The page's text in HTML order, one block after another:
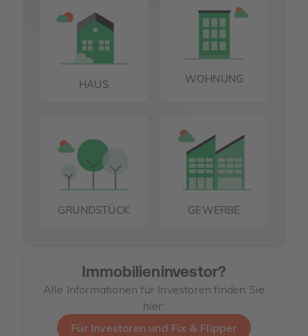
HAUS WOHNUNG
GRUNDSTÜCK GEWERBE
Immobilieninvestor?
Alle Informationen für Investoren finden Sie
hier:
Für Investoren und Fix & Flipper